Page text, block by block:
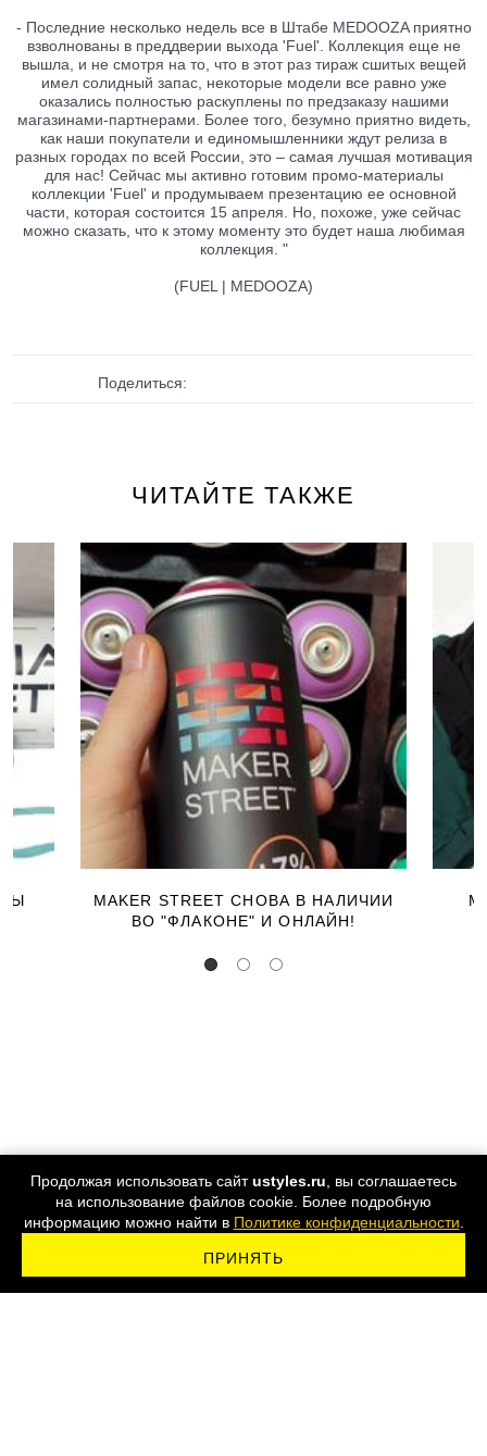
- Последние несколько недель все в Штабе MEDOOZA приятно
взволнованы в преддверии выхода 'Fuel'. Коллекция еще не
вышла, и не смотря на то, что в этот раз тираж сшитых вещей
имел солидный запас, некоторые модели все равно уже
оказались полностью раскуплены по предзаказу нашими
магазинами-партнерами. Более того, безумно приятно видеть,
как наши покупатели и единомышленники ждут релиза в
разных городах по всей России, это – самая лучшая мотивация
для нас! Сейчас мы активно готовим промо-материалы
коллекции 'Fuel' и продумываем презентацию ее основной
части, которая состоится 15 апреля. Но, похоже, уже сейчас
можно сказать, что к этому моменту это будет наша любимая
коллекция. "
(FUEL | MEDOOZA)
Поделиться:
ЧИТАЙТЕ ТАКЖЕ
MAKER STREET СНОВА В НАЛИЧИИ
ВО "ФЛАКОНЕ" И ОНЛАЙН!
Продолжая использовать сайтustyles.ru , вы соглашаетесь
на использование файлов cookie. Более подробную
информацию можно найти в Политике конфиденциальности
ПРИНЯТЬ